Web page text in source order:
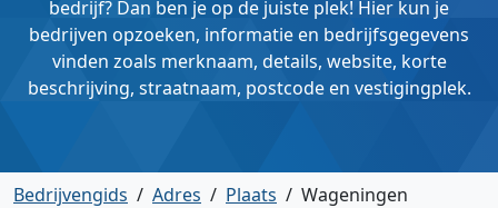
bedrijf? Dan ben je op de juiste plek! Hier kun je
bedrijven opzoeken, informatie en bedrijfsgegevens
vinden zoals merknaam, details, website, korte
beschrijving, straatnaam, postcode en vestigingplek.
Bedrijvengids / Adres / Plaats / Wageningen